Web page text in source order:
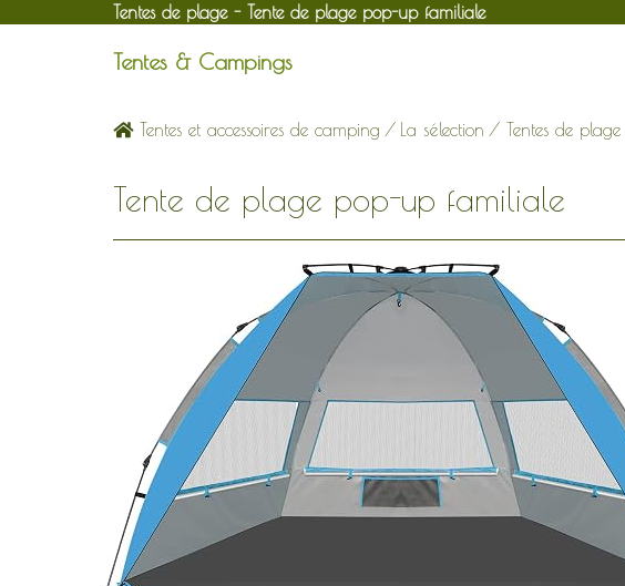
Tentes de plage - Tente de plage pop-up familiale
Tentes & Campings
Tentes et accessoires de camping / La sélection / Tentes de plage
Tente de plage pop-up familiale